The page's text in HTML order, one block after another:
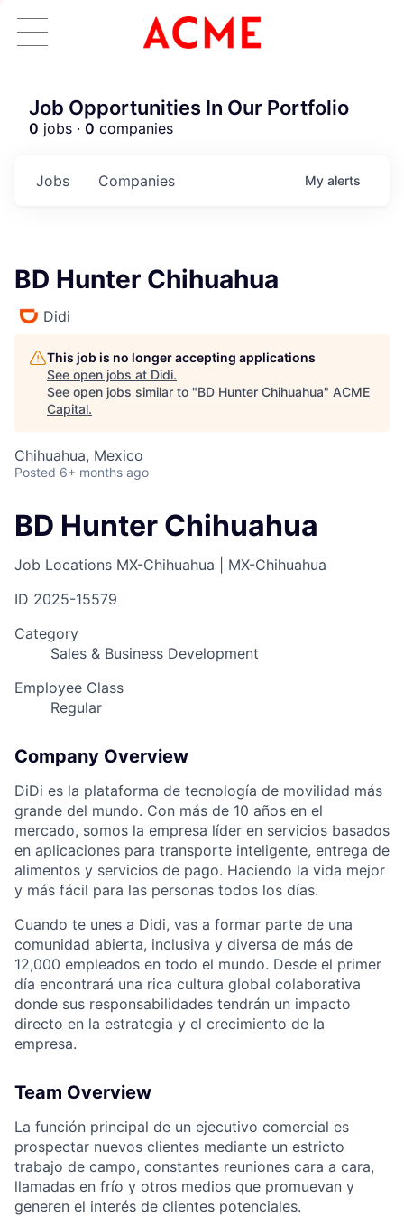
ACME Homepage
Job Opportunities In Our Portfolio
0 jobs · 0 companies
Jobs Companies My alerts
BD Hunter Chihuahua
Didi
This job is no longer accepting applications
See open jobs at Didi.
See open jobs similar to "BD Hunter Chihuahua" ACME
Capital.
Chihuahua, Mexico
Posted 6+ months ago
BD Hunter Chihuahua
Job Locations MX-Chihuahua | MX-Chihuahua
ID 2025-15579
Category
Sales & Business Development
Employee Class
Regular
Company Overview
DiDi es la plataforma de tecnología de movilidad más
grande del mundo. Con más de 10 años en el
mercado, somos la empresa líder en servicios basados
en aplicaciones para transporte inteligente, entrega de
alimentos y servicios de pago. Haciendo la vida mejor
y más fácil para las personas todos los días.
Cuando te unes a Didi, vas a formar parte de una
comunidad abierta, inclusiva y diversa de más de
12,000 empleados en todo el mundo. Desde el primer
día encontrará una rica cultura global colaborativa
donde sus responsabilidades tendrán un impacto
directo en la estrategia y el crecimiento de la
empresa.
Team Overview
La función principal de un ejecutivo comercial es
prospectar nuevos clientes mediante un estricto
trabajo de campo, constantes reuniones cara a cara,
llamadas en frío y otros medios que promuevan y
generen el interés de clientes potenciales.